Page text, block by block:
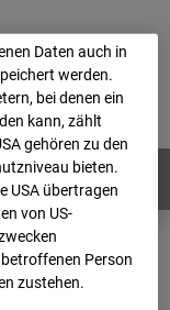
Archiv
Daten auch in
werden.
bei denen ein
kann, zählt
gehören zu den
bieten.
USA übertragen
von US-
Person
zustehen.